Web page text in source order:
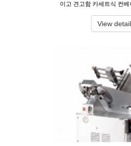
이고 견고함 카세트식 컨베
모가 적음 전·후 위치가 조
착 비상정지 스위치, 급동작
1085×1130×1400㎜
2EA 1Ø/ 3Ø, 220V/380V,
y 33-58 slices/min(50㎐),
㎐) 40-60 slices/min
×330×200㎜
fe Ø385㎜ Ø385㎜ Slice
0.1~25㎜ Net Weight 285
한국후지
View